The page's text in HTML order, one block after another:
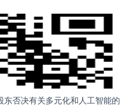
否决有关多元化和人工智能的